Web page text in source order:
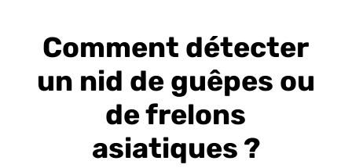
Comment détecter
un nid de guêpes ou
de frelons
asiatiques ?